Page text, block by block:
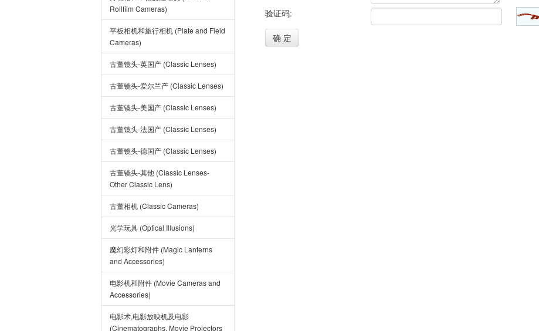
Rollfilm Cameras)
平板相机和旅行相机 (Plate and Field
Cameras)
古董镜头-英国产 (Classic Lenses)
古董镜头-爱尔兰产 (Classic Lenses)
古董镜头-美国产 (Classic Lenses)
古董镜头-法国产 (Classic Lenses)
古董镜头-德国产 (Classic Lenses)
古董镜头-其他 (Classic Lenses-
Other Classic Lens)
古董相机 (Classic Cameras)
光学玩具 (Optical Illusions)
魔幻彩灯和附件 (Magic Lanterns
and Accessories)
电影机和附件 (Movie Cameras and
Accessories)
电影术,电影放映机及电影
(Cinematographs, Movie Projectors
验证码:
确 定